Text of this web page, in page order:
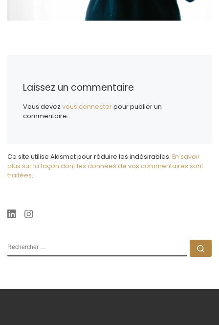
Laissez un commentaire
Vous devezvous connecterpour publier un
commentaire.
Ce site utilise Akismet pour réduire les indésirables. En savoir
plus sur la façon dont les données de vos commentaires sont
traitées.
RECHERCHER